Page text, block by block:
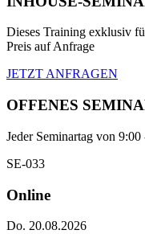
Dieses Training exklusiv
Preis auf Anfrage
JETZT ANFRAGEN
OFFENES
Jeder Seminartag von
SE-033
Online
Do. 20.08.2026